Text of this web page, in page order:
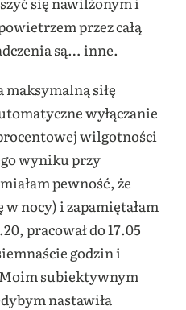
przez całą
są… inne.
maksymalną siłę
wyłączanie
wilgotności
wyniku przy
pewność, że
w nocy) i zapamiętałam
pracował do 17.05
godzin i
subiektywnym
nastawiła